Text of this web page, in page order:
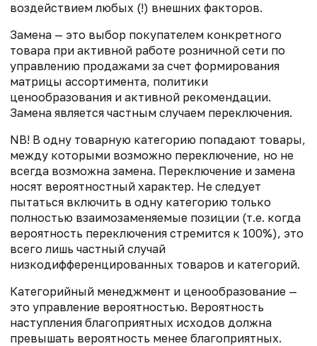
воздействием любых (!) внешних факторов.
Замена — это выбор покупателем конкретного
товара при активной работе розничной сети по
управлению продажами за счет формирования
матрицы ассортимента, политики
ценообразования и активной рекомендации.
Замена является частным случаем переключения.
NB! В одну товарную категорию попадают товары,
между которыми возможно переключение, но не
всегда возможна замена. Переключение и замена
носят вероятностный характер. Не следует
пытаться включить в одну категорию только
полностью взаимозаменяемые позиции (т.е. когда
вероятность переключения стремится к 100%), это
всего лишь частный случай
низкодифференцированных товаров и категорий.
Категорийный менеджмент и ценообразование —
это управление вероятностью. Вероятность
наступления благоприятных исходов должна
превышать вероятность менее благоприятных.